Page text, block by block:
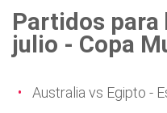
Partidos para
julio - Copa
Australia vs Egipto -